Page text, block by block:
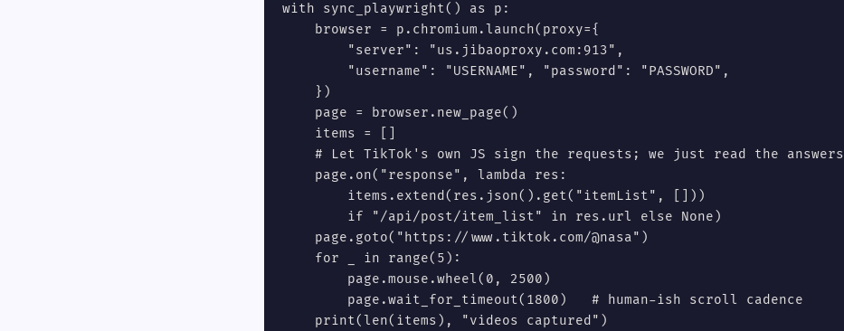
with sync_playwright() as p:
    browser = p.chromium.launch(proxy={
        "server": "us.jibaoproxy.com:913",
        "username": "USERNAME", "password": "PASSWORD",
    })
    page = browser.new_page()
    items = []
    # Let TikTok's own JS sign the requests; we just read the answers
    page.on("response", lambda res:
        items.extend(res.json().get("itemList", []))
        if "/api/post/item_list" in res.url else None)
    page.goto("https://www.tiktok.com/@nasa")
    for _ in range(5):
        page.mouse.wheel(0, 2500)
        page.wait_for_timeout(1800)   # human-ish scroll cadence
    print(len(items), "videos captured")